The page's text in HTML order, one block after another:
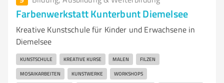
Farbenwerkstatt Kunterbunt Diemelsee
Kreative Kunstschule für Kinder und Erwachsene in
Diemelsee
KUNSTSCHULE KREATIVE KURSE MALEN FILZEN
MOSAIKARBEITEN KUNSTWERKE WORKSHOPS